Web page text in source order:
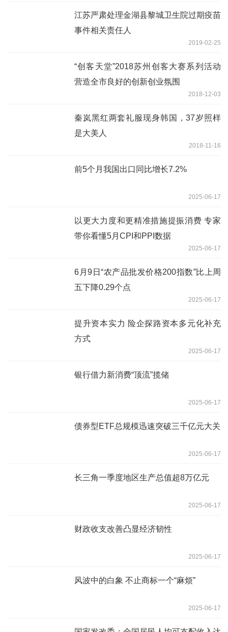
江苏严肃处理金湖县黎城卫生院过期疫苗
事件相关责任人
2019-02-25
“创客天堂”2018苏州创客大赛系列活动
营造全市良好的创新创业氛围
2018-12-03
秦岚黑红两套礼服现身韩国，37岁照样
是大美人
2018-11-16
前5个月我国出口同比增长7.2%
2025-06-17
以更大力度和更精准措施提振消费 专家
带你看懂5月CPI和PPI数据
2025-06-17
6月9日“农产品批发价格200指数”比上周
五下降0.29个点
2025-06-17
提升资本实力 险企探路资本多元化补充
方式
2025-06-17
银行借力新消费“顶流”揽储
2025-06-17
债券型ETF总规模迅速突破三千亿元大关
2025-06-17
长三角一季度地区生产总值超8万亿元
2025-06-17
财政收支改善凸显经济韧性
2025-06-17
风波中的白象 不止商标一个“麻烦”
2025-06-17